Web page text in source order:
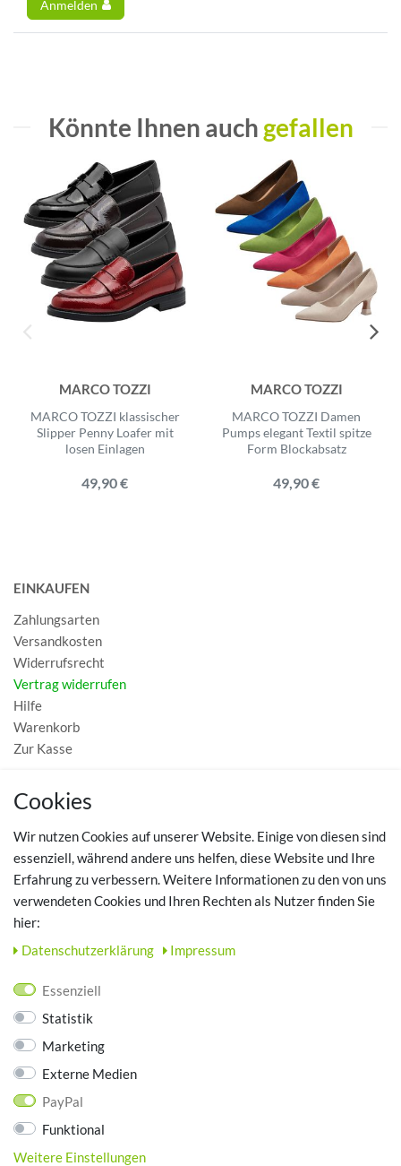
Anmelden
Könnte Ihnen auch gefallen
MARCO TOZZI
MARCO TOZZI klassischer
Slipper Penny Loafer mit
losen Einlagen
49,90 €
MARCO TOZZI
MARCO TOZZI Damen
Pumps elegant Textil spitze
Form Blockabsatz
49,90 €
EINKAUFEN
Zahlungsarten
Versandkosten
Widerrufsrecht
Vertrag widerrufen
Hilfe
Warenkorb
Zur Kasse
MEIN KONTO
TOP SCHUHTHEMEN
Hausschuhe - Bequeme Schuhe für zuhause
Datenschutz
AGB
Impressum
ZAHLUNGSARTEN
Cookies
Wir nutzen Cookies auf unserer Website. Einige von diesen sind
essenziell, während andere uns helfen, diese Website und Ihre
Erfahrung zu verbessern. Weitere Informationen zu den von uns
verwendeten Cookies und Ihren Rechten als Nutzer finden Sie
hier:
Daten­schutz­erklärung
Impressum
Essenziell
Statistik
Marketing
Externe Medien
PayPal
Funktional
Weitere Einstellungen